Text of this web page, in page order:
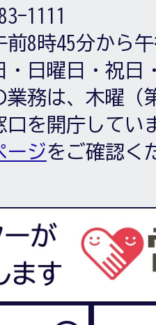
1111
前8時45分から
・日曜日・祝日
業務は、木曜（
口を開庁してい
ージをご確認く